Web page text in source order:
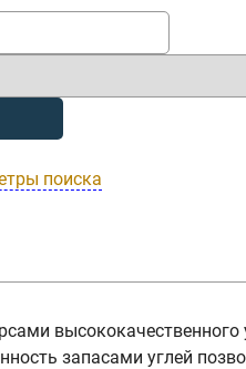
поиска
запасами углей